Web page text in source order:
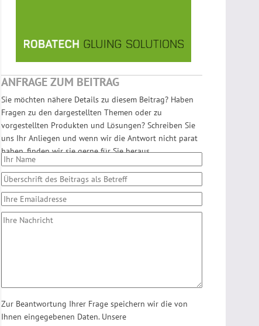
ANFRAGE ZUM BEITRAG
Sie möchten nähere Details zu diesem Beitrag? Haben
Fragen zu den dargestellten Themen oder zu
vorgestellten Produkten und Lösungen? Schreiben Sie
uns Ihr Anliegen und wenn wir die Antwort nicht parat
haben, finden wir sie gerne für Sie heraus.
Zur Beantwortung Ihrer Frage speichern wir die von
Ihnen eingegebenen Daten. Unsere